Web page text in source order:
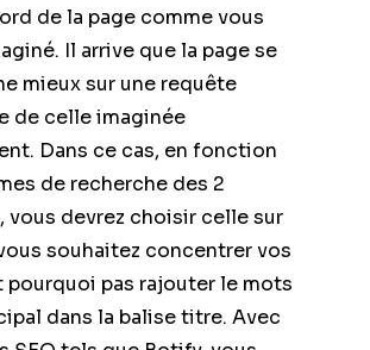
de la page comme vous
Il arrive que la page se
mieux sur une requête
de celle imaginée
Dans ce cas, en fonction
de recherche des 2
vous devrez choisir celle sur
souhaitez concentrer vos
pourquoi pas rajouter le mots
dans la balise titre. Avec